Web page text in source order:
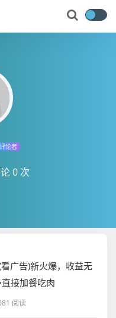
评论者
0 次
广告)新火爆，收益无
接加餐吃肉
阅读